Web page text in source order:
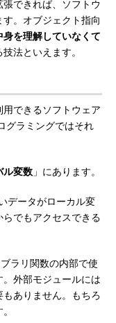
できれば、ソフトウ
。オブジェクト指向
身を理解していなくて
技法といえます。
できるソフトウェア
グラミングではそれ
ル変数 」にあります。
データがローカル変
でもアクセスできる
ラリ関数の内部で使
外部モジュールには
ありません。もちろ